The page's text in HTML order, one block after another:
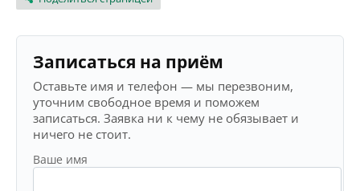
Записаться на приём
Оставьте имя и телефон — мы перезвоним,
уточним свободное время и поможем
записаться. Заявка ни к чему не обязывает и
ничего не стоит.
Ваше имя